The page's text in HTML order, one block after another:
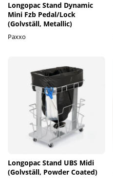
Longopac Stand Dynamic
Mini Fzb Pedal/Lock
(Golvställ, Metallic)
Paxxo
Longopac Stand UBS Midi
(Golvställ, Powder Coated)